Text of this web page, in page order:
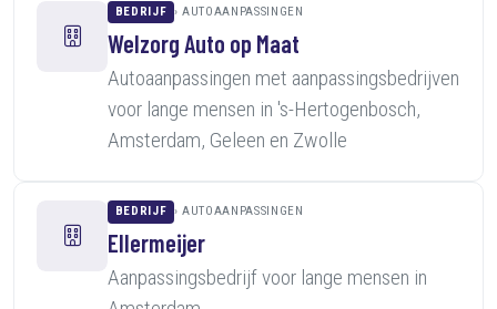
BEDRIJF AUTOAANPASSINGEN
Welzorg Auto op Maat
Autoaanpassingen met aanpassingsbedrijven
voor lange mensen in 's-Hertogenbosch,
Amsterdam, Geleen en Zwolle
BEDRIJF AUTOAANPASSINGEN
Ellermeijer
Aanpassingsbedrijf voor lange mensen in